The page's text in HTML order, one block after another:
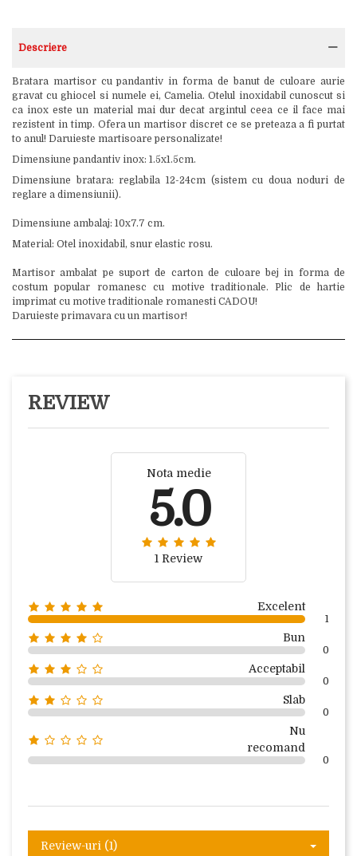
Descriere
Bratara martisor cu pandantiv in forma de banut de culoare aurie
gravat cu ghiocel si numele ei, Camelia. Otelul inoxidabil cunoscut si
ca inox este un material mai dur decat argintul ceea ce il face mai
rezistent in timp. Ofera un martisor discret ce se preteaza a fi purtat
to anul! Daruieste martisoare personalizate!
Dimensiune pandantiv inox: 1.5x1.5cm.
Dimensiune bratara: reglabila 12-24cm (sistem cu doua noduri de
reglare a dimensiunii).
Dimensiune ambalaj: 10x7.7 cm.
Material: Otel inoxidabil, snur elastic rosu.
Martisor ambalat pe suport de carton de culoare bej in forma de
costum popular romanesc cu motive traditionale. Plic de hartie
imprimat cu motive traditionale romanesti CADOU!
Daruieste primavara cu un martisor!
REVIEW
Nota medie
5.0
1 Review
Excelent
1
Bun
0
Acceptabil
0
Slab
0
Nu
recomand
0
Review-uri (1)